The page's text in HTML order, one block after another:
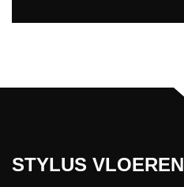
STYLUS VLOEREN